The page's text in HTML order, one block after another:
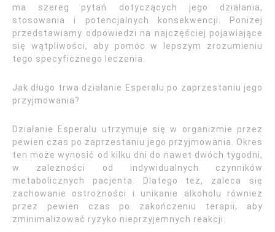
ma szereg pytań dotyczących jego działania,
stosowania i potencjalnych konsekwencji. Poniżej
przedstawiamy odpowiedzi na najczęściej pojawiające
się wątpliwości, aby pomóc w lepszym zrozumieniu
tego specyficznego leczenia.
Jak długo trwa działanie Esperalu po zaprzestaniu jego
przyjmowania?
Działanie Esperalu utrzymuje się w organizmie przez
pewien czas po zaprzestaniu jego przyjmowania. Okres
ten może wynosić od kilku dni do nawet dwóch tygodni,
w zależności od indywidualnych czynników
metabolicznych pacjenta. Dlatego też, zaleca się
zachowanie ostrożności i unikanie alkoholu również
przez pewien czas po zakończeniu terapii, aby
zminimalizować ryzyko nieprzyjemnych reakcji.